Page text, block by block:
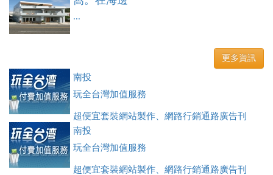
...
更多資訊
南投
玩全台灣加值服務
超便宜套裝網站製作、網路行銷通路廣告刊
登、訂房系統、客房委託旅行社銷售，全面優惠中....
南投
玩全台灣加值服務
超便宜套裝網站製作、網路行銷通路廣告刊